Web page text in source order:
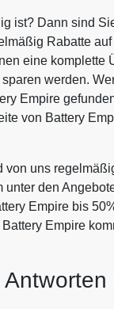
ist? Dann sind
Rabatte
eine komplette
werden.
Empire
von Battery
von uns
unter den
Empire bis
Empire